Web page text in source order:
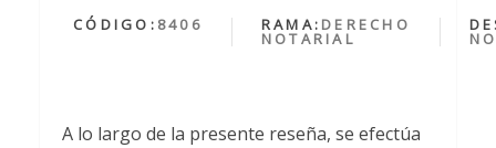
CÓDIGO: 8406 RAMA: DERECHO
NOTARIAL
A lo largo de la presente reseña, se efectúa